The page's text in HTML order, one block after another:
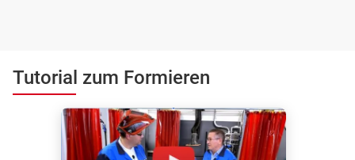
Tutorial zum Formieren